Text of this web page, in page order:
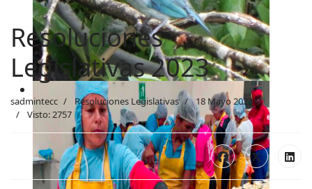
Resoluciones
Legislativas 2023
sadmintecc Resoluciones Legislativas
18 Mayo 2023
Visto: 2757